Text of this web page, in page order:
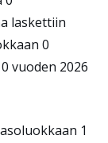
laskettiin
0
vuoden 2026
1